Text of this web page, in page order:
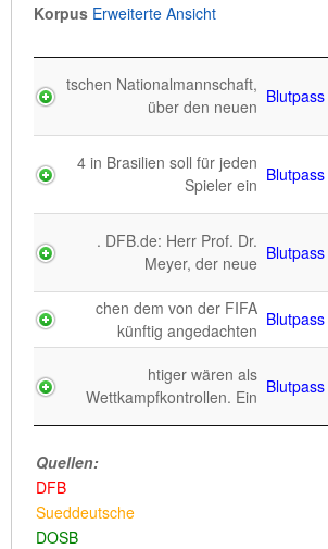
Korpus Erweiterte Ansicht
tschen Nationalmannschaft,
über den neuen Blutpass
4 in Brasilien soll für jeden
Spieler ein Blutpass
. DFB.de: Herr Prof. Dr.
Meyer, der neue Blutpass
chen dem von der FIFA
künftig angedachten
Blutpass
htiger wären als
Wettkampfkontrollen. Ein Blutpass
Quellen:
DFB
Sueddeutsche
DOSB
Doping-
Bekämpfung
Biologischer
Pass
für
Quellen: